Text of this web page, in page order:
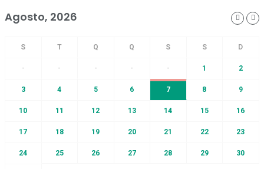
Agosto, 2026
- - - - - 1 2
3 4 5 6 7 8 9
10 11 12 13 14 15 16
17 18 19 20 21 22 23
24 25 26 27 28 29 30